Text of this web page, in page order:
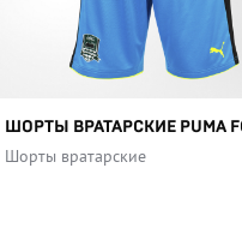
ШОРТЫ ВРАТАРСКИЕ PUMA
Шорты вратарские